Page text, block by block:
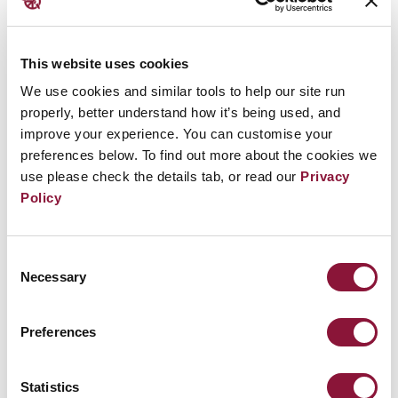
This website uses cookies
We use cookies and similar tools to help our site run
properly, better understand how it’s being used, and
improve your experience. You can customise your
preferences below. To find out more about the cookies we
use please check the details tab, or read our Privacy
Policy
Selection
Necessary
Preferences
Statistics
гигантский огненный шар превратил
песок в стекло, осветил окружающие горы
и поднял в атмосферу грибовидное облако
радиоактивных фрагментов на высоту до
12 километров.
Последствиядля персонала полигона и
близлежащих сообществ носили
разрушительный характер и продолжают
ощущаться по сей день.
Аналогичная ситуация наблюдалась и у
территориях, находившихся на пути
выбросов от более чем 60 других ядерных